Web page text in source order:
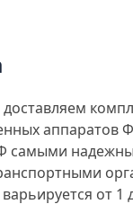
аппаратов
самыми
от 1